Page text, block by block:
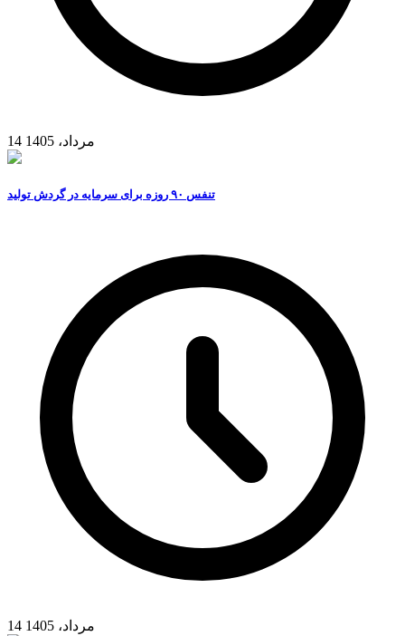
14 مرداد، 1405
تنفس ۹۰ روزه برای سرمایه در گردش تولید
14 مرداد، 1405